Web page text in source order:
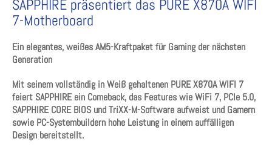
SAPPHIRE präsentiert das PURE X870A WIFI
7-Motherboard
Ein elegantes, weißes AM5-Kraftpaket für Gaming der nächsten
Generation
Mit seinem vollständig in Weiß gehaltenen PURE X870A WIFI 7
feiert SAPPHIRE ein Comeback, das Features wie WiFi 7, PCIe 5.0,
SAPPHIRE CORE BIOS und TriXX-M-Software aufweist und Gamern
sowie PC-Systembuildern hohe Leistung in einem auffälligen
Design bereitstellt.